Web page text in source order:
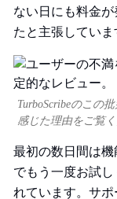
ない日にも料金
たと主張していま
TurboScribeのこの
感じた理由をご覧く
最初の数日間は
でもう一度お試
れています。サ